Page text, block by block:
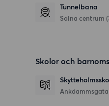
Tunnelbana
Solna centrum
Skolor och